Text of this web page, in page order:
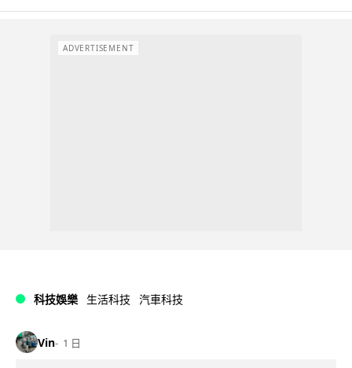
ADVERTISEMENT
科技娛樂 生活科技 汽車科技
Vin 1 日